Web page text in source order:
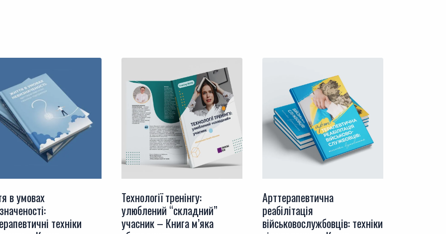
в умовах
техніки
Технології тренінгу:
улюблений “складний”
учасник – Книга м’яка
Арттерапевтична
реабілітація
військовослужбовців: техніки